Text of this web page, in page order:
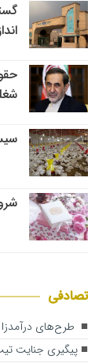
تصادفی
طرح‌های درآمدزا
پیگیری جنایت تیپ ۳۸۸ ارتش در مجامع